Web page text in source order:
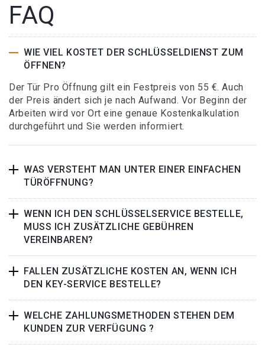
FAQ
WIE VIEL KOSTET DER SCHLÜSSELDIENST ZUM
ÖFFNEN?
Der Tür Pro Öffnung gilt ein Festpreis von 55 €. Auch
der Preis ändert sich je nach Aufwand. Vor Beginn der
Arbeiten wird vor Ort eine genaue Kostenkalkulation
durchgeführt und Sie werden informiert.
WAS VERSTEHT MAN UNTER EINER EINFACHEN
TÜRÖFFNUNG?
WENN ICH DEN SCHLÜSSELSERVICE BESTELLE,
MUSS ICH ZUSÄTZLICHE GEBÜHREN
VEREINBAREN?
FALLEN ZUSÄTZLICHE KOSTEN AN, WENN ICH
DEN KEY-SERVICE BESTELLE?
WELCHE ZAHLUNGSMETHODEN STEHEN DEM
KUNDEN ZUR VERFÜGUNG ?